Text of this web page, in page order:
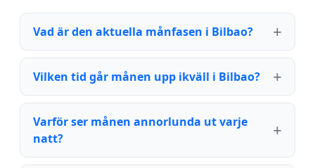
Vad är den aktuella månfasen i Bilbao?
Vilken tid går månen upp ikväll i Bilbao?
Varför ser månen annorlunda ut varje
natt?